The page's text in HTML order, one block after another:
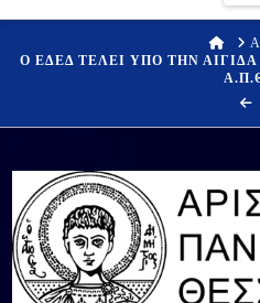
Α
Ο ΕΔΕΔ ΤΕΛΕΙ ΥΠΟ ΤΗΝ